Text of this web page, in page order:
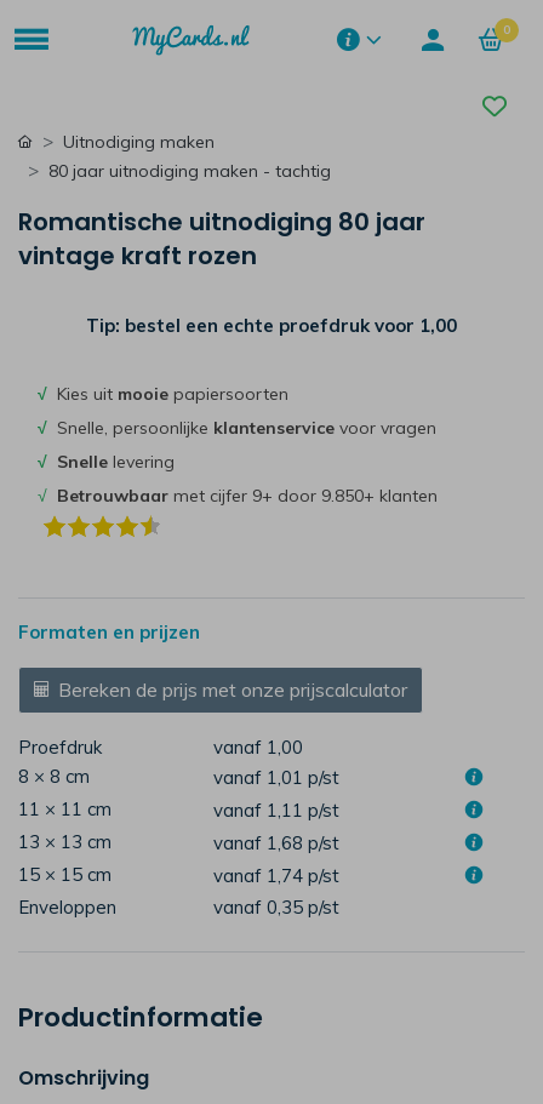
0
Uitnodiging maken
80 jaar uitnodiging maken - tachtig
Romantische uitnodiging 80 jaar
vintage kraft rozen
Tip: bestel een echte proefdruk voor 1,00
√ Kies uit mooie papiersoorten
√ Snelle, persoonlijke klantenservice voor vragen
√ Snelle levering
√ Betrouwbaar met cijfer 9+ door 9.850+ klanten
Formaten en prijzen
Bereken de prijs met onze prijscalculator
Proefdruk
vanaf 1,00
8 × 8 cm
vanaf 1,01 p/st
11 × 11 cm
vanaf 1,11 p/st
13 × 13 cm
vanaf 1,68 p/st
15 × 15 cm
vanaf 1,74 p/st
Enveloppen
vanaf 0,35 p/st
Productinformatie
Omschrijving